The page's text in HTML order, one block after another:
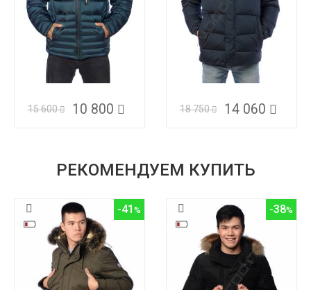
15 600 10 800 18 750 14 060
РЕКОМЕНДУЕМ КУПИТЬ
-41 -38